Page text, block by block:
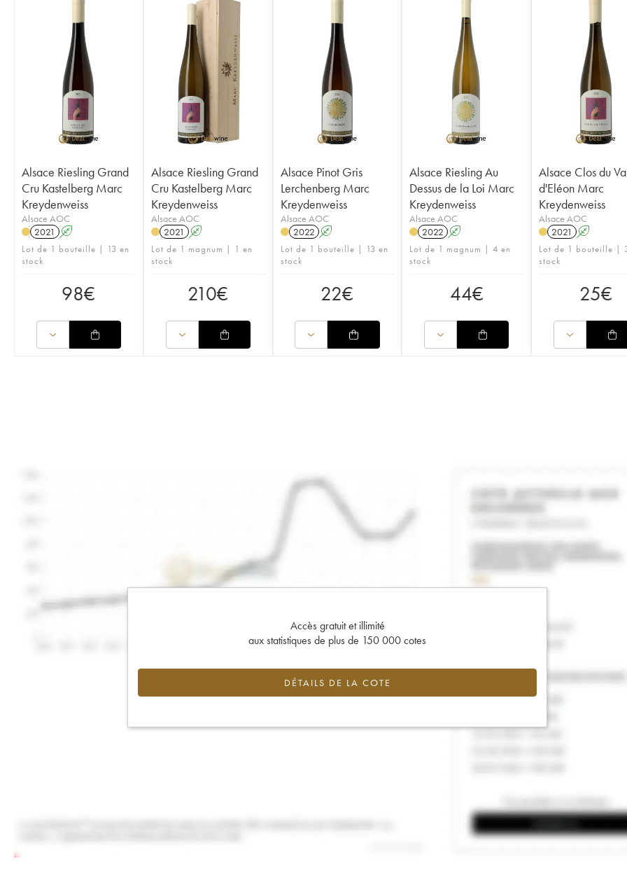
Alsace Riesling Grand
Cru Kastelberg Marc
Kreydenweiss
Alsace AOC
2021
A
Lot de 1 bouteille | 13 en
stock
98€
Alsace Riesling Grand
Cru Kastelberg Marc
Kreydenweiss
Alsace AOC
2021 A
Lot de 1 magnum | 1 en
stock
210€
Alsace Pinot Gris
Lerchenberg Marc
Kreydenweiss
Alsace AOC
2022 A
Lot de 1 bouteille | 13 en
stock
22€
Alsace Riesling Au
Dessus de la Loi Marc
Kreydenweiss
Alsace AOC
2022 A
Lot de 1 magnum | 4 en
stock
44€
Alsace Clos du
d'Eléon Marc
Kreydenweiss
Alsace AOC
2021
A
Lot de 1 bouteille |
stock
25€
Accès gratuit et illimité
aux statistiques de plus de 150 000 cotes
DÉTAILS DE LA COTE